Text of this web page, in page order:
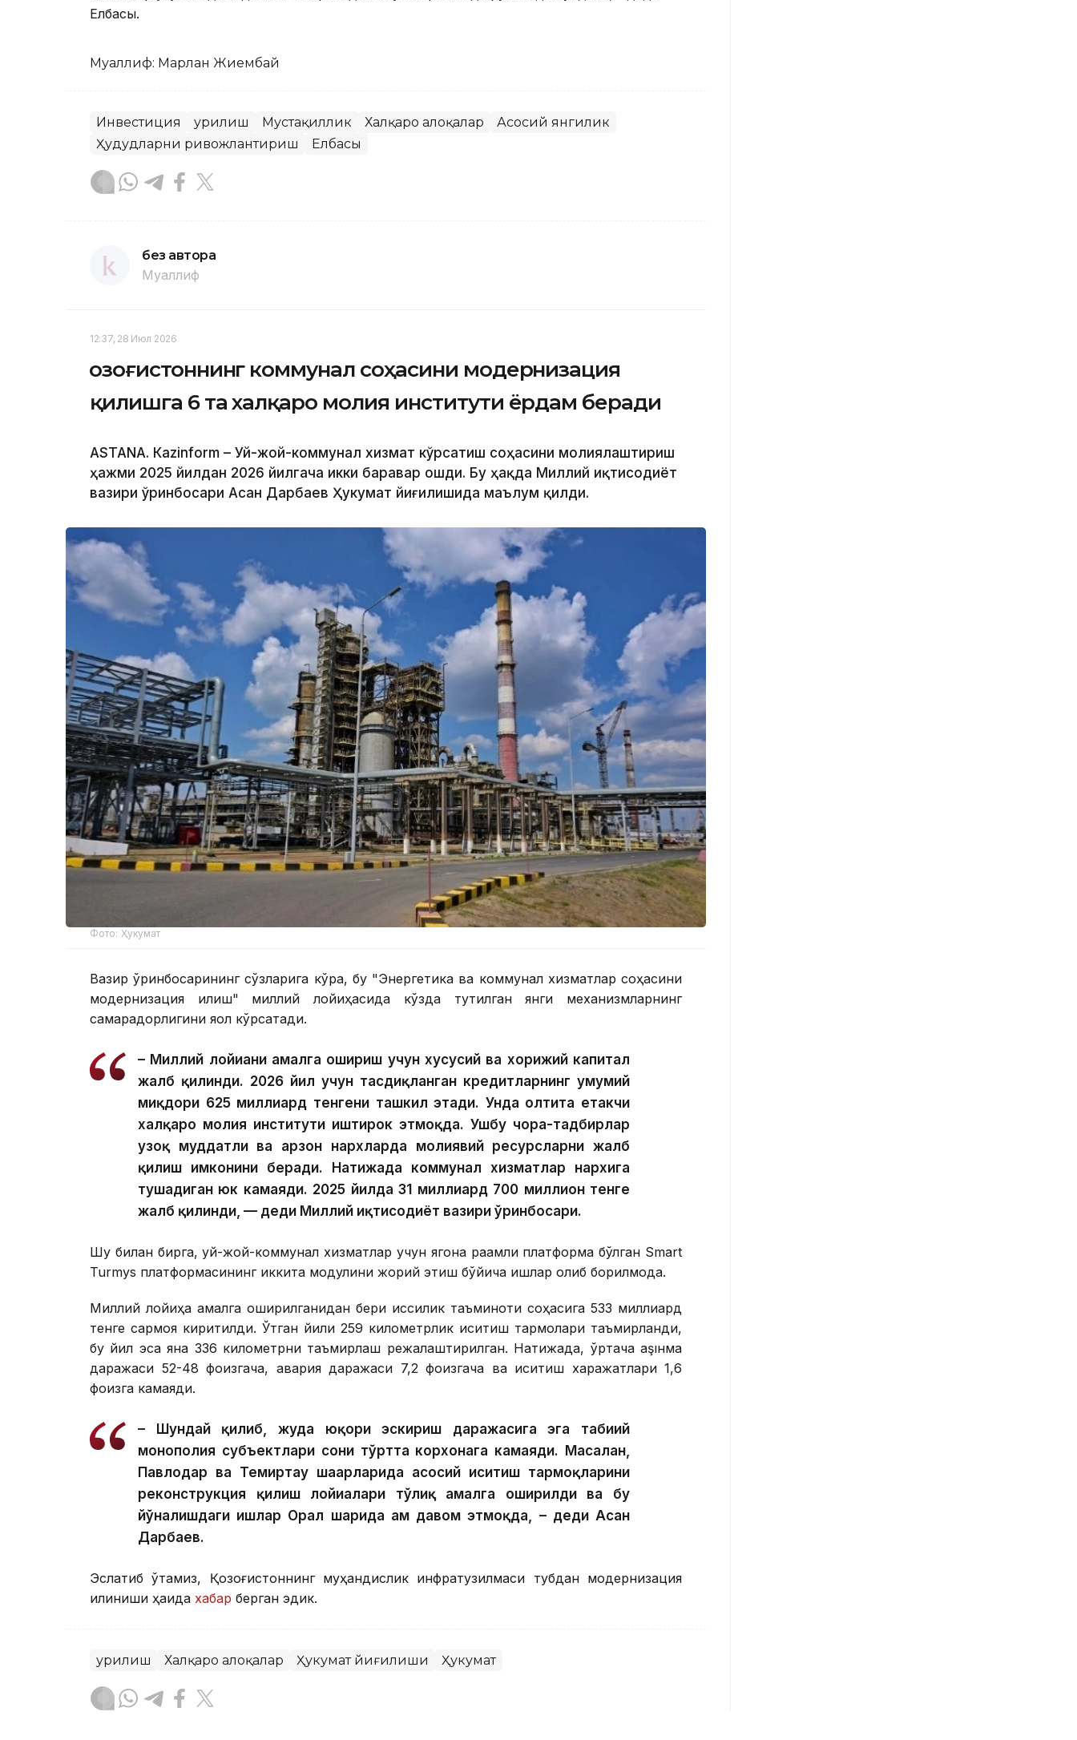
Елбасы.
Муаллиф: Марлан Жиембай
Инвестиция Қурилиш Мустақиллик Халқаро алоқалар
Асосий янгилик
Ҳудудларни ривожлантириш
Елбасы
без автора
Муаллиф
12:37, 28 Июл 2026
Қозоғистоннинг коммунал соҳасини модернизация
қилишга 6 та халқаро молия институти ёрдам беради
ASTANА. Кazinform – Уй-жой-коммунал хизмат кўрсатиш соҳасини молиялаштириш
ҳажми 2025 йилдан 2026 йилгача икки баравар ошди. Бу ҳақда Миллий иқтисодиёт
вазири ўринбосари Асан Дарбаев Ҳукумат йиғилишида маълум қилди.
Фото: Ҳукумат
Вазир ўринбосарининг сўзларига кўра, бу "Энергетика ва коммунал хизматлар соҳасини
модернизация қилиш" миллий лойиҳасида кўзда тутилган янги механизмларнинг
самарадорлигини яққол кўрсатади.
– Миллий лойиҳани амалга ошириш учун хусусий ва хорижий капитал
жалб қилинди. 2026 йил учун тасдиқланган кредитларнинг умумий
миқдори 625 миллиард тенгени ташкил этади. Унда олтита етакчи
халқаро молия институти иштирок этмоқда. Ушбу чора-тадбирлар
узоқ муддатли ва арзон нархларда молиявий ресурсларни жалб
қилиш имконини беради. Натижада коммунал хизматлар нархига
тушадиган юк камаяди. 2025 йилда 31 миллиард 700 миллион тенге
жалб қилинди, — деди Миллий иқтисодиёт вазири ўринбосари.
Шу билан бирга, уй-жой-коммунал хизматлар учун ягона рақамли платформа бўлган Smart
Turmys платформасининг иккита модулини жорий этиш бўйича ишлар олиб борилмоқда.
Миллий лойиҳа амалга оширилганидан бери иссиқлик таъминоти соҳасига 533 миллиард
тенге сармоя киритилди. Ўтган йили 259 километрлик иситиш тармоқлари таъмирланди,
бу йил эса яна 336 километрни таъмирлаш режалаштирилган. Натижада, ўртача аşıнма
даражаси 52-48 фоизгача, авария даражаси 7,2 фоизгача ва иситиш харажатлари 1,6
фоизга камаяди.
– Шундай қилиб, жуда юқори эскириш даражасига эга табиий
монополия субъектлари сони тўртта корхонага камаяди. Масалан,
Павлодар ва Темиртау шаҳарларида асосий иситиш тармоқларини
реконструкция қилиш лойиҳалари тўлиқ амалга оширилди ва бу
йўналишдаги ишлар Орал шаҳрида ҳам давом этмоқда, – деди Асан
Дарбаев.
Эслатиб ўтамиз, Қозоғистоннинг муҳандислик инфратузилмаси тубдан модернизация
қилиниши ҳақида хабар берган эдик.
Қурилиш Халқаро алоқалар Ҳукумат йиғилиши Ҳукумат